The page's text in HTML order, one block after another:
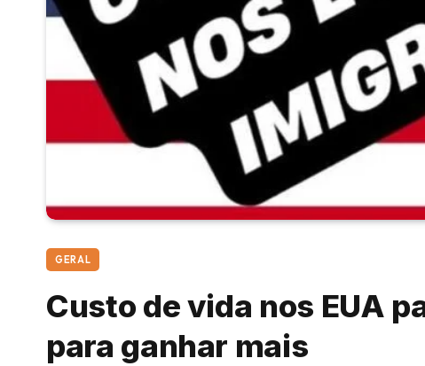
GERAL
Custo de vida nos EUA
para ganhar mais